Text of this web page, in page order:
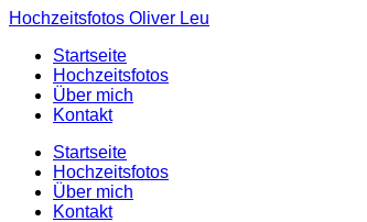
Hochzeitsfotos Oliver Leu
Startseite
Hochzeitsfotos
Über mich
Kontakt
Startseite
Hochzeitsfotos
Über mich
Kontakt